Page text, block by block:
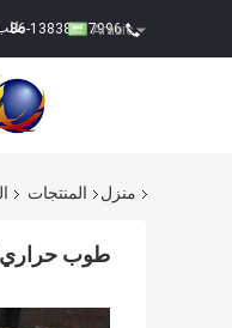
86-13838387996
Arabic
منزل المنتجات
طوب حراري أحمر